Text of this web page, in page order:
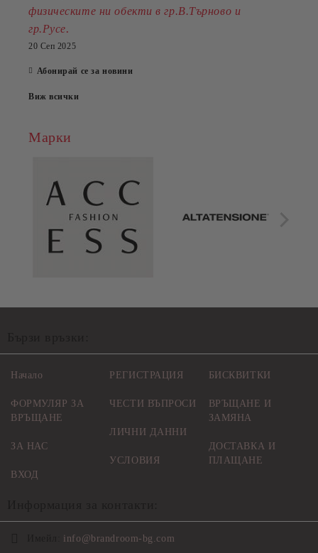
физическите ни обекти в гр.В.Търново и
гр.Русе.
20 Сеп 2025
Абонирай се за новини
Виж всички
Марки
Начало
ФОРМУЛЯР ЗА
ВРЪЩАНЕ
ЗА НАС
ВХОД
РЕГИСТРАЦИЯ
ЧЕСТИ ВЪПРОСИ
ЛИЧНИ ДАННИ
УСЛОВИЯ
БИСКВИТКИ
ВРЪЩАНЕ И
ЗАМЯНА
ДОСТАВКА И
ПЛАЩАНЕ
info@brandroom-bg.com